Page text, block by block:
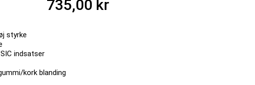
735,00 kr
styrke
indsatser
kork blanding